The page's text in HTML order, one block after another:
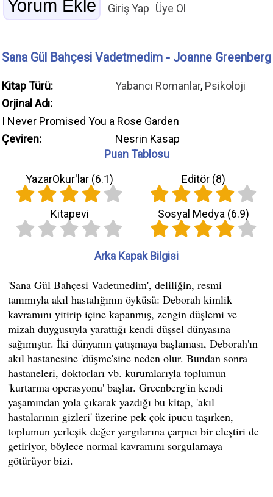
Giriş Yap Üye Ol
Sana Gül Bahçesi Vadetmedim - Joanne Greenberg
Kitap Türü: Yabancı Romanlar, Psikoloji
Orjinal Adı:
I Never Promised You a Rose Garden
Çeviren:
Nesrin Kasap
Puan Tablosu
YazarOkur'lar (6.1) Editör (8)
Kitapevi Sosyal Medya (6.9)
Arka Kapak Bilgisi